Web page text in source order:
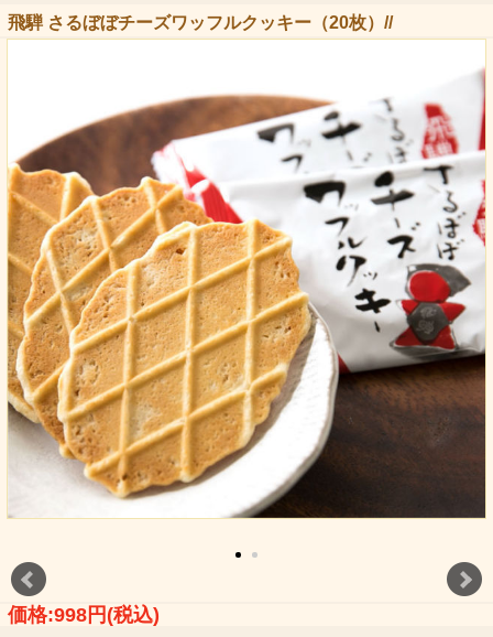
飛騨 さるぼぼチーズワッフルクッキー（20枚）//
価格:998円(税込)